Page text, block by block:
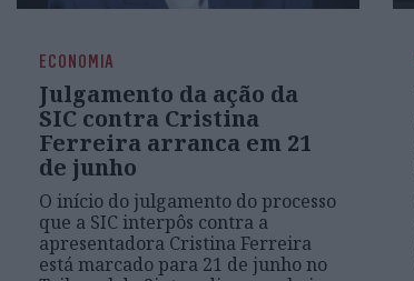
ECONOMIA
Julgamento da ação da
SIC contra Cristina
Ferreira arranca em 21
de junho
O início do julgamento do processo
que a SIC interpôs contra a
apresentadora Cristina Ferreira
está marcado para 21 de junho no